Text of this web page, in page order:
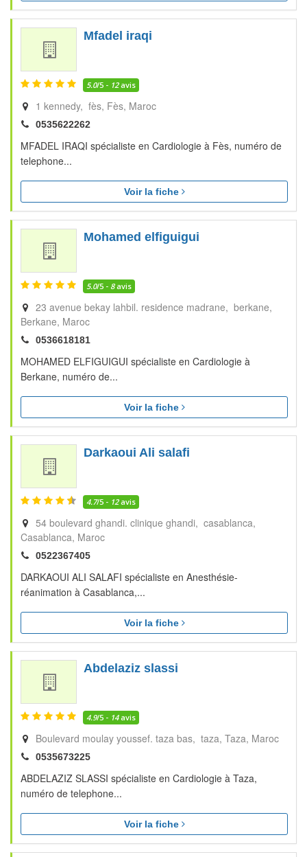
Mfadel iraqi
5.0/5 - 12avis
1 kennedy, fès Fès Maroc
0535622262
MFADEL IRAQI spécialiste en Cardiologie à Fès, numéro de
telephone...
Voir la fiche
Mohamed elfiguigui
5.0/5 - 8avis
23 avenue bekay lahbil. residence madrane, berkane
Berkane Maroc
0536618181
MOHAMED ELFIGUIGUI spécialiste en Cardiologie à
Berkane, numéro de...
Voir la fiche
Darkaoui Ali salafi
4.7/5 - 12avis
54 boulevard ghandi. clinique ghandi, casablanca
Casablanca Maroc
0522367405
DARKAOUI ALI SALAFI spécialiste en Anesthésie-
réanimation à Casablanca,...
Voir la fiche
Abdelaziz slassi
4.9/5 - 14avis
Boulevard moulay youssef. taza bas, taza Taza Maroc
0535673225
ABDELAZIZ SLASSI spécialiste en Cardiologie à Taza,
numéro de telephone...
Voir la fiche